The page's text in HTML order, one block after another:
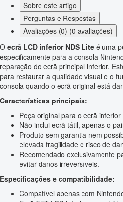
Sobre este artigo
Perguntas e Respostas
Avaliações (0) (0 avaliações)
O ecrã LCD inferior NDS Lite é uma
especificamente para a consola
reparação do ecrã principal inferior.
para restaurar a qualidade visual e o
consola quando o ecrã original está
Características principais:
Peça original para o ecrã
Não inclui ecrã tátil, apenas o
Produto sem garantia nem
elevada fragilidade e risco de
Recomendado exclusivamente
evitar danos irreversíveis.
Especificações e compatibilidade:
Compatível apenas com